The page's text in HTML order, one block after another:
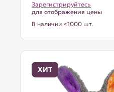
Зарегистрируйтесь
для отображения цены
В наличии <1000 шт.
ХИТ